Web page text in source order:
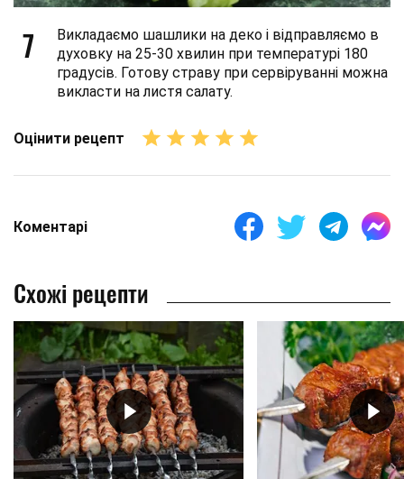
7
Викладаємо шашлики на деко і відправляємо в
духовку на 25-30 хвилин при температурі 180
градусів. Готову страву при сервіруванні можна
викласти на листя салату.
Оцінити рецепт
Коментарі
Схожі рецепти